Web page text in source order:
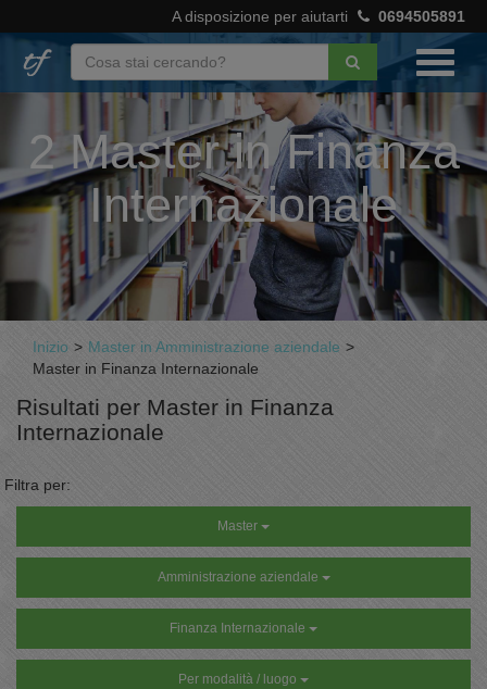
A disposizione per aiutarti 0694505891
2 Master in Finanza
Internazionale
Inizio > Master in Amministrazione aziendale >
Master in Finanza Internazionale
Risultati per Master in Finanza
Internazionale
Filtra per:
Master
Amministrazione aziendale
Finanza Internazionale
Per modalità / luogo